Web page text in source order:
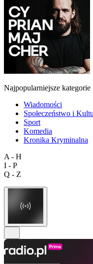
Najpopularniejsze kategorie
Wiadomości
Społeczeństwo i
Sport
Komedia
Kronika Kryminalna
A - H
I - P
Q - Z